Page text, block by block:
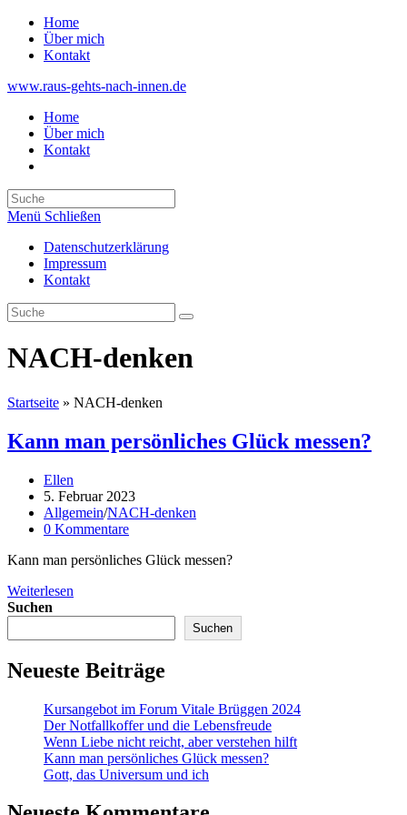
Zum
Inhalt
springen
Home
Über mich
Kontakt
www.raus-gehts-nach-innen.de
Home
Über mich
Kontakt
Search
this
Menü Schließen
Datenschutzerklärung
Impressum
Kontakt
NACH-denken
Startseite » NACH-denken
Kann man persönliches Glück messen?
Beitrags-
Autor:
Ellen
Beitrag
veröffentlicht:
5. Februar 2023
Beitrags-
Kategorie:
Allgemein/NACH-denken
Beitrags-
0 Kommentare
Kann man persönliches Glück messen?
Weiterlesen
Glück
Suchen
Suchen
Neueste Beiträge
Kursangebot im Forum Vitale Brüggen 2024
Der Notfallkoffer und die Lebensfreude
Wenn Liebe nicht reicht, aber verstehen hilft
Kann man persönliches Glück messen?
Gott, das Universum und ich